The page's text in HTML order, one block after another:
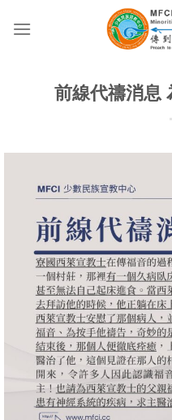
前線代禱消息